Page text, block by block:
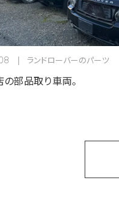
ランドローバーのパーツ
部品取り車両。